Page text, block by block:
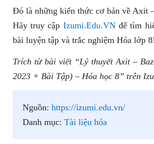
Đó là những kiến thức cơ bản về Axit
Hãy truy cập Izumi.Edu.VNđể tìm
bài luyện tập và trắc nghiệm Hóa lớp 8!
Trích từ bài viết “Lý thuyết Axit –
2023 + Bài Tập) – Hóa học 8” trên
Nguồn: https://izumi.edu.vn/
Danh mục: Tài liệu hóa